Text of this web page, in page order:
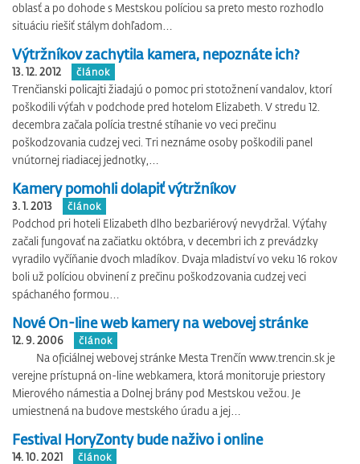
oblasť a po dohode s Mestskou políciou sa preto mesto rozhodlo
situáciu riešiť stálym dohľadom…
Výtržníkov zachytila kamera, nepoznáte ich?
13. 12. 2012 článok
Trenčianski policajti žiadajú o pomoc pri stotožnení vandalov, ktorí
poškodili výťah v podchode pred hotelom Elizabeth. V stredu 12.
decembra začala polícia trestné stíhanie vo veci prečinu
poškodzovania cudzej veci. Tri neznáme osoby poškodili panel
vnútornej riadiacej jednotky,…
Kamery pomohli dolapiť výtržníkov
3. 1. 2013 článok
Podchod pri hoteli Elizabeth dlho bezbariérový nevydržal. Výťahy
začali fungovať na začiatku októbra, v decembri ich z prevádzky
vyradilo vyčíňanie dvoch mladíkov. Dvaja mladiství vo veku 16 rokov
boli už políciou obvinení z prečinu poškodzovania cudzej veci
spáchaného formou…
Nové On-line web kamery na webovej stránke
12. 9. 2006 článok
Na oficiálnej webovej stránke Mesta Trenčín www.trencin.sk je
verejne prístupná on-line webkamera, ktorá monitoruje priestory
Mierového námestia a Dolnej brány pod Mestskou vežou. Je
umiestnená na budove mestského úradu a jej…
Festival HoryZonty bude naživo i online
14. 10. 2021 článok